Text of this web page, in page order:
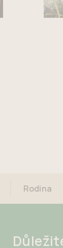
Rodina